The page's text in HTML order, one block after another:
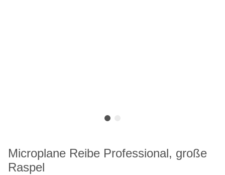
Microplane Reibe Professional, große
Raspel